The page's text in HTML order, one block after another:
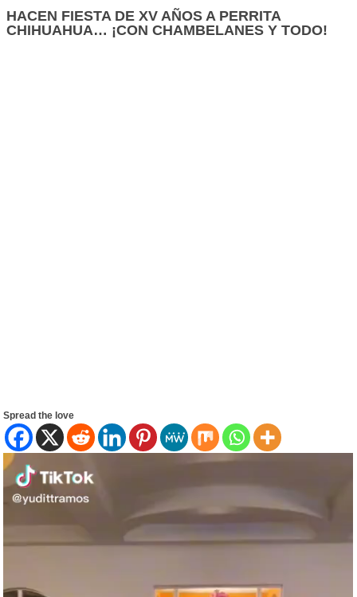
HACEN FIESTA DE XV AÑOS A PERRITA
CHIHUAHUA… ¡CON CHAMBELANES Y TODO!
Spread the love